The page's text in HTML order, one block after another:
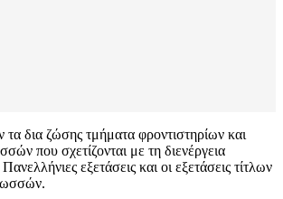
τα δια ζώσης τμήματα φροντιστηρίων και
που σχετίζονται με τη διενέργεια
εξετάσεις και οι εξετάσεις τίτλων